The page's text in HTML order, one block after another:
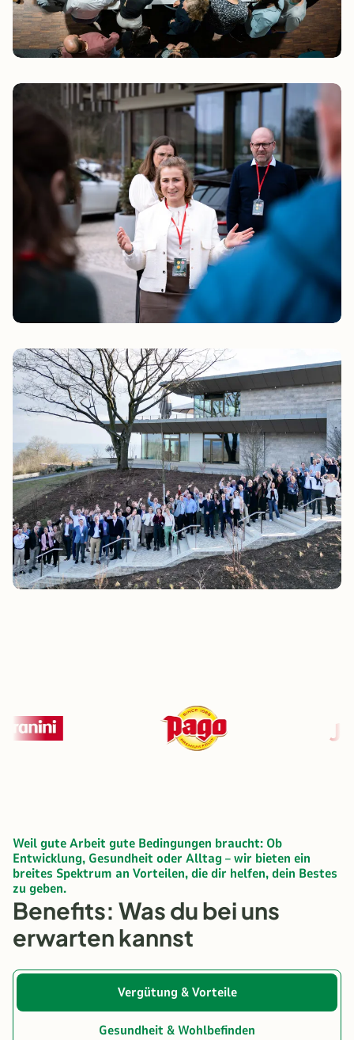
Weil gute Arbeit gute Bedingungen braucht: Ob
Entwicklung, Gesundheit oder Alltag – wir bieten ein
breites Spektrum an Vorteilen, die dir helfen, dein Bestes
zu geben.
Benefits: Was du bei uns
erwarten kannst
Vergütung & Vorteile
Gesundheit & Wohlbefinden